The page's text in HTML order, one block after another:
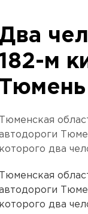
Два
182-м
Тюменская
которого два
Тюменская
которого два